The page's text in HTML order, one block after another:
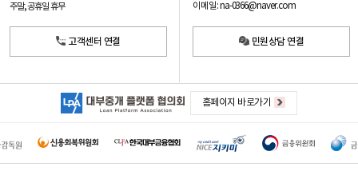
주말, 공휴일 휴무
고객센터 연결
이메일: na-0366@naver.com
민원상담 연결
홈페이지 바로가기